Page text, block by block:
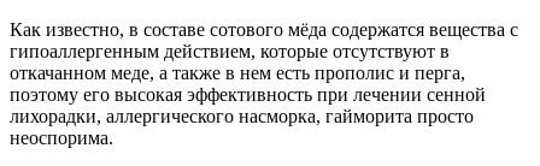
Как известно, в составе сотового мёда содержатся вещества с
гипоаллергенным действием, которые отсутствуют в
откачанном меде, а также в нем есть прополис и перга,
поэтому его высокая эффективность при лечении сенной
лихорадки, аллергического насморка, гайморита просто
неоспорима.